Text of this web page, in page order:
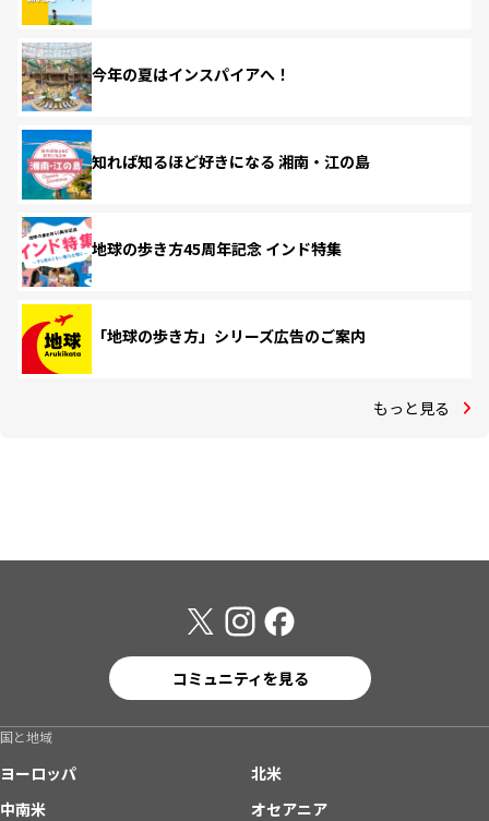
今年の夏はインスパイアへ！
知れば知るほど好きになる 湘南・江の島
地球の歩き方45周年記念 インド特集
「地球の歩き方」シリーズ広告のご案内
もっと見る
コミュニティを見る
国と地域
ヨーロッパ
北米
中南米
オセアニア